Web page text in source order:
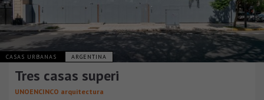
CASAS URBANAS ARGENTINA
Tres casas superi
UNOENCINCO arquitectura